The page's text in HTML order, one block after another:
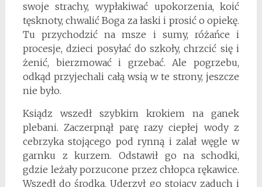
swoje strachy, wypłakiwać upokorzenia, koić
tęsknoty, chwalić Boga za łaski i prosić o opiekę.
Tu przychodzić na msze i sumy, różańce i
procesje, dzieci posyłać do szkoły, chrzcić się i
żenić, bierzmować i grzebać. Ale pogrzebu,
odkąd przyjechali całą wsią w te strony, jeszcze
nie było.
Ksiądz wszedł szybkim krokiem na ganek
plebani. Zaczerpnął parę razy ciepłej wody z
cebrzyka stojącego pod rynną i zalał węgle w
garnku z kurzem. Odstawił go na schodki,
gdzie leżały porzucone przez chłopca rękawice.
Wszedł do środka. Uderzył go stojący zaduch i